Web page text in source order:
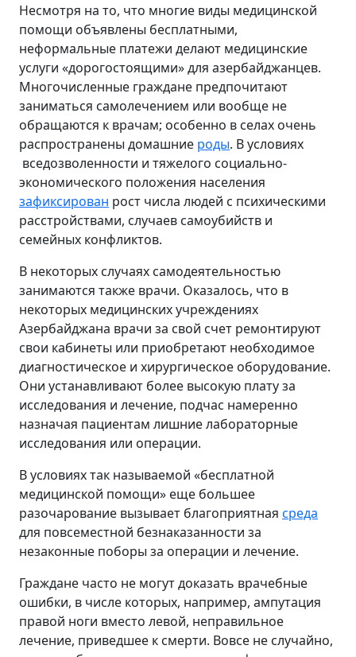
Несмотря на то, что многие виды медицинской
помощи объявлены бесплатными,
неформальные платежи делают медицинские
услуги «дорогостоящими» для азербайджанцев.
Многочисленные граждане предпочитают
заниматься самолечением или вообще не
обращаются к врачам; особенно в селах очень
распространены домашние роды. В условиях
вседозволенности и тяжелого социально-
экономического положения населения
зафиксирован рост числа людей с психическими
расстройствами, случаев самоубийств и
семейных конфликтов.
В некоторых случаях самодеятельностью
занимаются также врачи. Оказалось, что в
некоторых медицинских учреждениях
Азербайджана врачи за свой счет ремонтируют
свои кабинеты или приобретают необходимое
диагностическое и хирургическое оборудование.
Они устанавливают более высокую плату за
исследования и лечение, подчас намеренно
назначая пациентам лишние лабораторные
исследования или операции.
В условиях так называемой «бесплатной
медицинской помощи» еще большее
разочарование вызывает благоприятная среда
для повсеместной безнаказанности за
незаконные поборы за операции и лечение.
Граждане часто не могут доказать врачебные
ошибки, в числе которых, например, ампутация
правой ноги вместо левой, неправильное
лечение, приведшее к смерти. Вовсе не случайно,